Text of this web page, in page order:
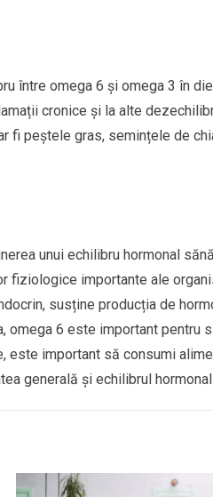
între omega 6 și omega 3 în
cronice și la alte
fi peștele gras, semințele de
unui echilibru hormonal
fiziologice importante ale
susține producția de
omega 6 este important pentru
este important să consumi
generală și echilibrul